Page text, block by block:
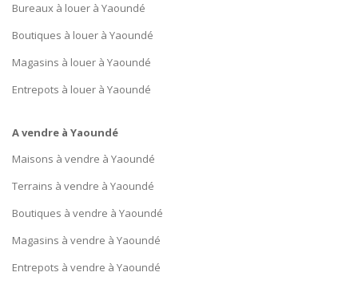
Bureaux à louer à Yaoundé
Boutiques à louer à Yaoundé
Magasins à louer à Yaoundé
Entrepots à louer à Yaoundé
A vendre à Yaoundé
Maisons à vendre à Yaoundé
Terrains à vendre à Yaoundé
Boutiques à vendre à Yaoundé
Magasins à vendre à Yaoundé
Entrepots à vendre à Yaoundé